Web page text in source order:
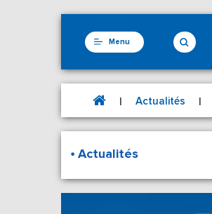
Menu
| Actualités |
Actualités